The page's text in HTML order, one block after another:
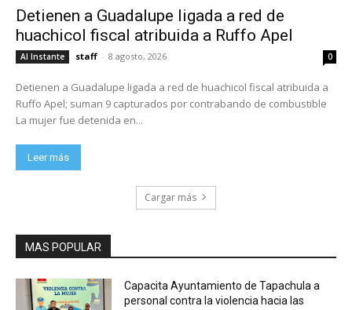
Detienen a Guadalupe ligada a red de
huachicol fiscal atribuida a Ruffo Apel
Al Instante staff - 8 agosto, 2026 0
Detienen a Guadalupe ligada a red de huachicol fiscal atribuida a
Ruffo Apel; suman 9 capturados por contrabando de combustible
La mujer fue detenida en...
Leer más
Cargar más
MAS POPULAR
Capacita Ayuntamiento de Tapachula a
personal contra la violencia hacia las